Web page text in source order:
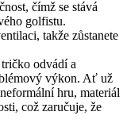
čímž se stává
golfistu.
takže zůstanete
odvádí a
výkon. Ať už
hru, materiál
což zaručuje, že